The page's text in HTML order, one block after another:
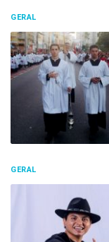
GERAL
GERAL